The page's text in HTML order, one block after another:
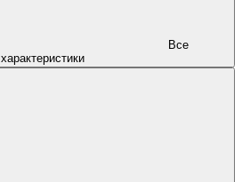
характеристики